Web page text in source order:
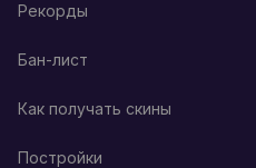
Рекорды
Бан-лист
Как получать скины
Постройки